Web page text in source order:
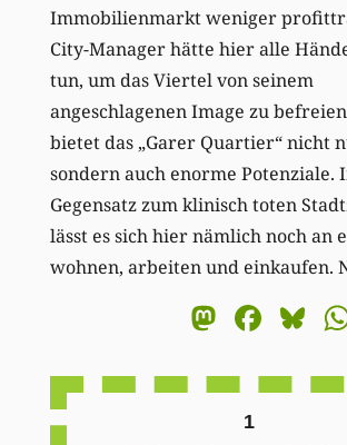
Immobilienmarkt weniger
City-Manager hätte hier alle
tun, um das Viertel von seinem
angeschlagenen Image zu
bietet das „Garer Quartier“ nicht
sondern auch enorme Potenziale.
Gegensatz zum klinisch toten
lässt es sich hier nämlich noch an
wohnen, arbeiten und einkaufen.
1